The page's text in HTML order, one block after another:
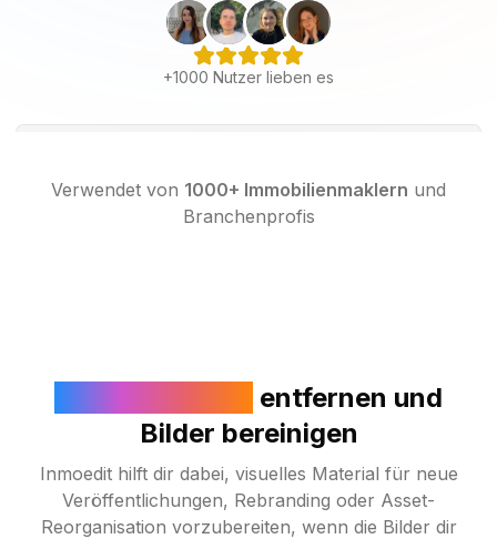
+1000 Nutzer lieben es
Verwendet von 1000+ Immobilienmaklern und
Branchenprofis
entfernen und
Bilder bereinigen
Inmoedit hilft dir dabei, visuelles Material für neue
Veröffentlichungen, Rebranding oder Asset-
Reorganisation vorzubereiten, wenn die Bilder dir